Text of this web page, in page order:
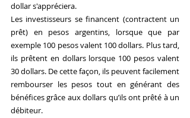
dollar s'appréciera.
Les investisseurs se financent (contractent un
prêt) en pesos argentins, lorsque que par
exemple 100 pesos valent 100 dollars. Plus tard,
ils prêtent en dollars lorsque 100 pesos valent
30 dollars. De cette façon, ils peuvent facilement
rembourser les pesos tout en générant des
bénéfices grâce aux dollars qu’ils ont prêté à un
débiteur.